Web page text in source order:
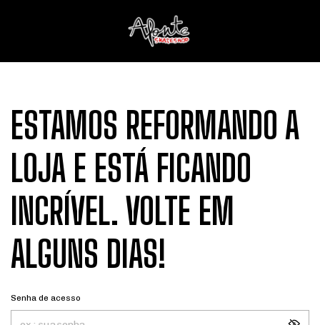
ESTAMOS REFORMANDO A
LOJA E ESTÁ FICANDO
INCRÍVEL. VOLTE EM
ALGUNS DIAS!
Senha de acesso